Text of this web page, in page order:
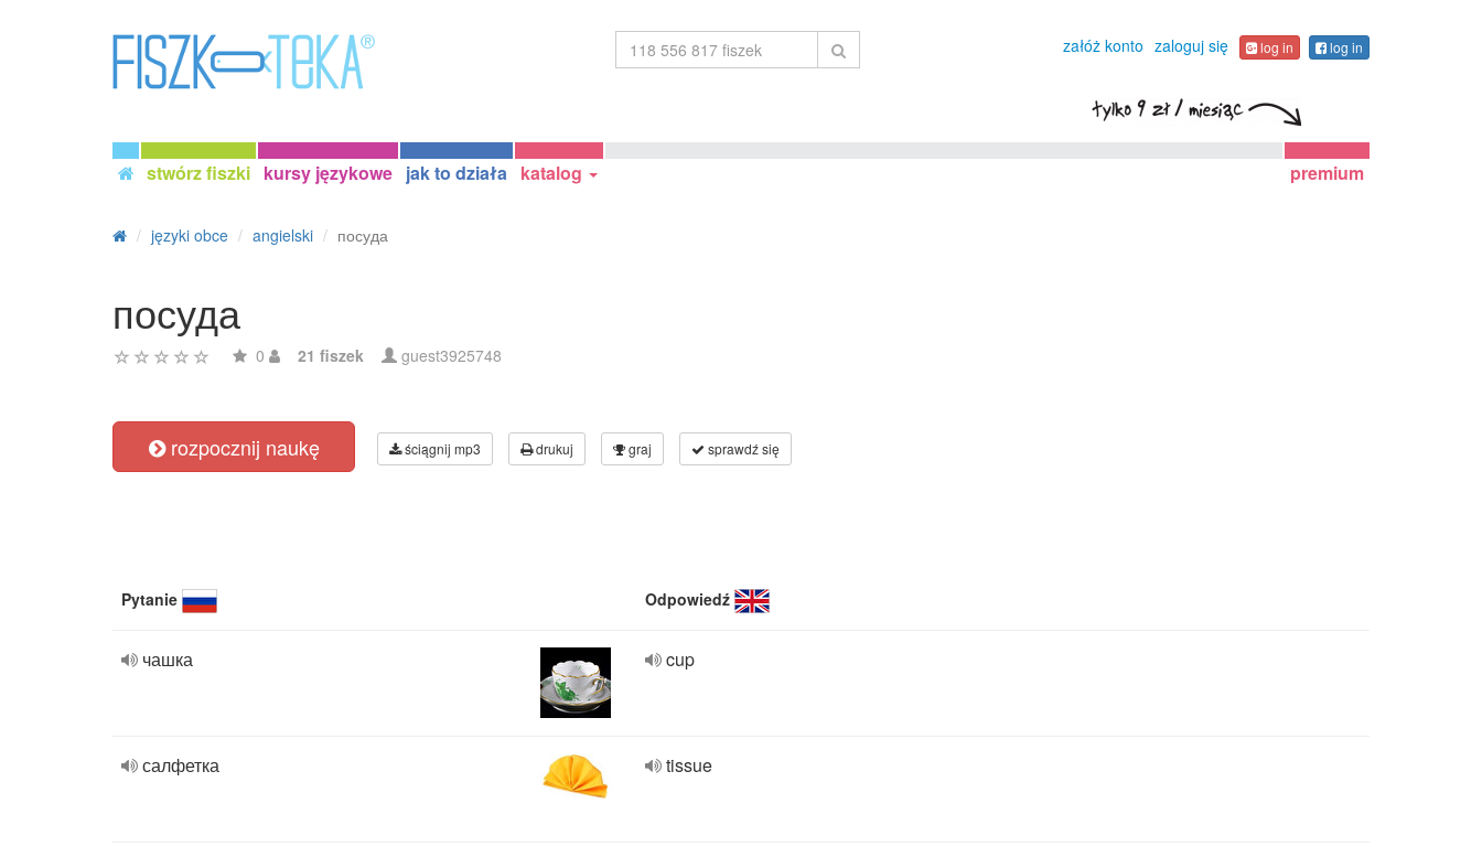
załóż konto zaloguj się log in log in
stwórz fiszki kursy językowe jak to działa katalog premium
języki obce angielski посуда
посуда
0 21 fiszek guest3925748
rozpocznij naukę ściągnij mp3 drukuj graj sprawdź się
Pytanie Odpowiedź
чашка cup
салфетка tissue